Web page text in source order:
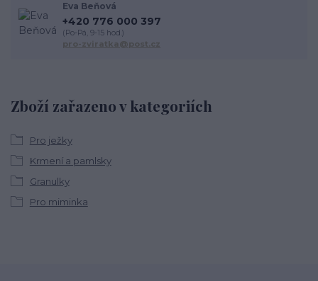
Zboží zařazeno v kategoriích
Pro ježky
Krmení a pamlsky
Granulky
Pro miminka
Eva Beňová
+420 776 000 397
(Po-Pá, 9-15 hod.)
pro-zviratka@post.cz